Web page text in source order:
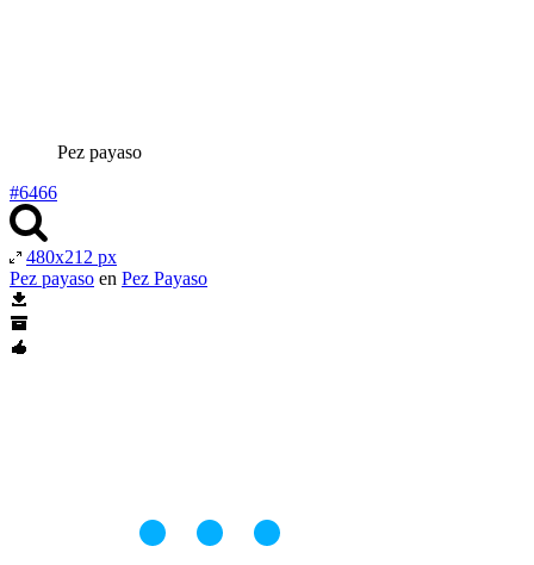
Pez payaso
#6466
480x212 px
Pez payaso en Pez Payaso